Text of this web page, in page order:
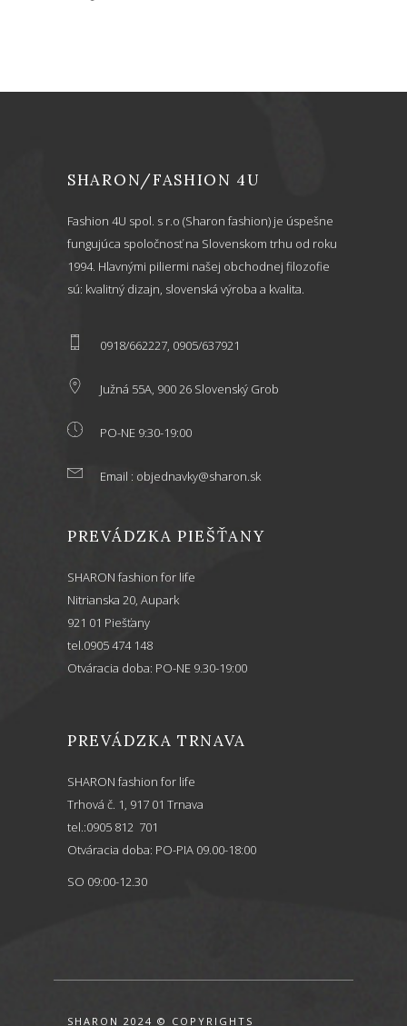
SHARON/FASHION 4U
Fashion 4U spol. s r.o (Sharon fashion) je úspešne
fungujúca spoločnosť na Slovenskom trhu od roku
1994. Hlavnými piliermi našej obchodnej filozofie
sú: kvalitný dizajn, slovenská výroba a kvalita.
0918/662227, 0905/637921
Južná 55A, 900 26 Slovenský Grob
PO-NE 9:30-19:00
Email : objednavky@sharon.sk
PREVÁDZKA PIEŠŤANY
SHARON fashion for life
Nitrianska 20, Aupark
921 01 Piešťany
tel.0905 474 148
Otváracia doba: PO-NE 9.30-19:00
PREVÁDZKA TRNAVA
SHARON fashion for life
Trhová č. 1, 917 01 Trnava
tel.:0905 812 701
Otváracia doba: PO-PIA 09.00-18:00
SO 09:00-12.30
SHARON 2024 © COPYRIGHTS